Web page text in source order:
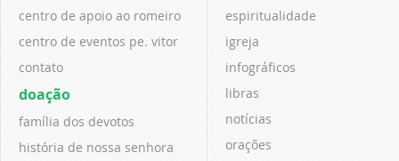
centro de apoio ao romeiro
centro de eventos pe. vitor
contato
doação
família dos devotos
história de nossa senhora
espiritualidade
igreja
infográficos
libras
notícias
orações